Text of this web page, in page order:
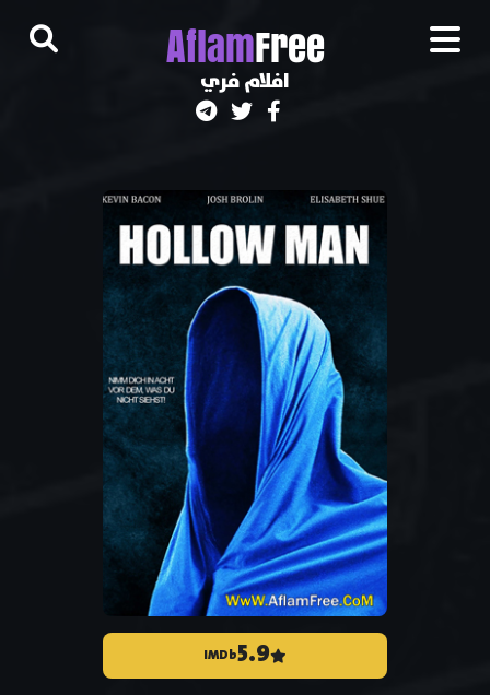
AflamFree
افلام فري
5.9
IMDb